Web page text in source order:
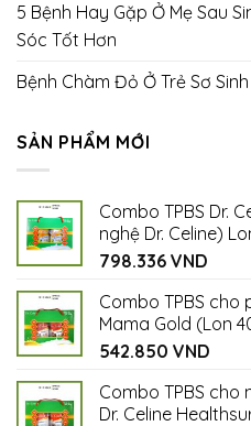
5 Bệnh Hay Gặp Ở Mẹ Sau
Sóc Tốt Hơn
Bệnh Chàm Đỏ Ở Trẻ Sơ
SẢN PHẨM MỚI
Combo TPBS Dr.
nghệ Dr. Celine)
798.336 VND
Combo TPBS cho
Mama Gold (Lon
542.850 VND
Combo TPBS cho
Dr. Celine